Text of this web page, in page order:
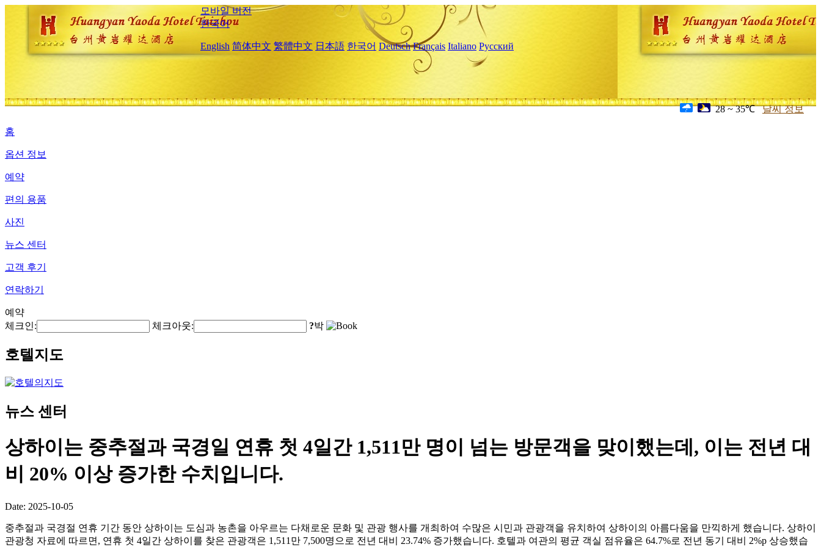
모바일 버전
한국어
English 简体中文 繁體中文 日本語 한국어 Deutsch Français Italiano Русский
28 ~ 35℃ 날씨 정보
홈
옵션 정보
예약
편의 용품
사진
뉴스 센터
고객 후기
연락하기
예약
체크인:
체크아웃: ?박
호텔지도
뉴스 센터
상하이는 중추절과 국경일 연휴 첫 4일간 1,511만 명이 넘는 방문객을 맞이했는데, 이는 전년 대
비 20% 이상 증가한 수치입니다.
Date: 2025-10-05
중추절과 국경절 연휴 기간 동안 상하이는 도심과 농촌을 아우르는 다채로운 문화 및 관광 행사를 개최하여 수많은 시민과 관광객을 유치하여 상하이의 아름다움을 만끽하게 했습니다. 상하이
관광청 자료에 따르면, 연휴 첫 4일간 상하이를 찾은 관광객은 1,511만 7,500명으로 전년 대비 23.74% 증가했습니다. 호텔과 여관의 평균 객실 점유율은 64.7%로 전년 동기 대비 2%p 상승했습